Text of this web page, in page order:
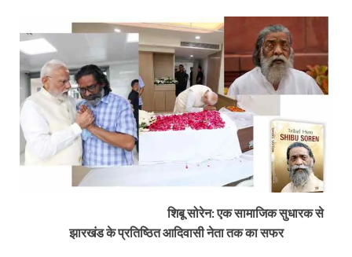
शिबू सोरेन: एक सामाजिक सुधारक से
झारखंड के प्रतिष्ठित आदिवासी नेता तक का सफर